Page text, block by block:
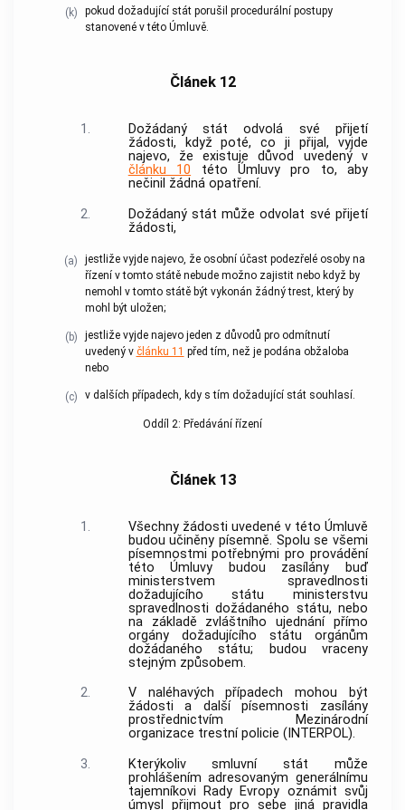
(k)
pokud dožadující stát porušil procedurální postupy
stanovené v této Úmluvě.
Článek 12
1.
Dožádaný stát odvolá své přijetí
žádosti, když poté, co ji přijal, vyjde
najevo, že existuje důvod uvedený v
článku 10 této Úmluvy pro to, aby
nečinil žádná opatření.
2.
Dožádaný stát může odvolat své přijetí
žádosti,
(a)
jestliže vyjde najevo, že osobní účast podezřelé osoby na
řízení v tomto státě nebude možno zajistit nebo když by
nemohl v tomto státě být vykonán žádný trest, který by
mohl být uložen;
(b)
jestliže vyjde najevo jeden z důvodů pro odmítnutí
uvedený v článku 11 před tím, než je podána obžaloba
nebo
(c) v dalších případech, kdy s tím dožadující stát souhlasí.
Oddíl 2: Předávání řízení
Článek 13
1.
Všechny žádosti uvedené v této Úmluvě
budou učiněny písemně. Spolu se všemi
písemnostmi potřebnými pro provádění
této Úmluvy budou zasílány buď
ministerstvem spravedlnosti
dožadujícího státu ministerstvu
spravedlnosti dožádaného státu, nebo
na základě zvláštního ujednání přímo
orgány dožadujícího státu orgánům
dožádaného státu; budou vraceny
stejným způsobem.
2.
V naléhavých případech mohou být
žádosti a další písemnosti zasílány
prostřednictvím Mezinárodní
organizace trestnípolicie (INTERPOL).
3.
Kterýkoliv smluvní stát může
prohlášením adresovaným generálnímu
tajemníkovi Rady Evropy oznámit svůj
úmysl přijmout pro sebe jiná pravidla